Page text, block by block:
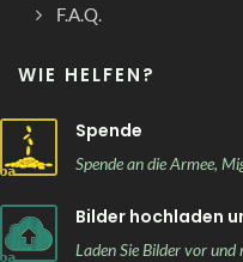
F.A.Q.
WIE HELFEN?
Spende
Spende an die Armee,
Bilder hochladen
Laden Sie Bilder vor und